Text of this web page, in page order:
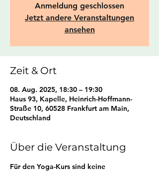
Anmeldung geschlossen
Jetzt andere Veranstaltungen
ansehen
Zeit & Ort
08. Aug. 2025, 18:30 – 19:30
Haus 93, Kapelle, Heinrich-Hoffmann-
Straße 10, 60528 Frankfurt am Main,
Deutschland
Über die Veranstaltung
Für den Yoga-Kurs sind keine